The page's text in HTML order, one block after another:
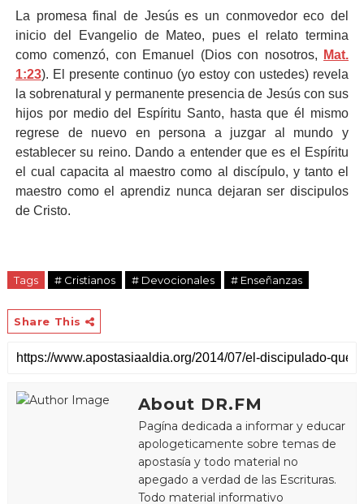
La promesa final de Jesús es un conmovedor eco del
inicio del Evangelio de Mateo, pues el relato termina
como comenzó, con Emanuel (Dios con nosotros,
Mat.
1:23). El presente continuo (yo estoy con ustedes) revela
la sobrenatural y permanente presencia de Jesús con sus
hijos por medio del Espíritu Santo, hasta que él mismo
regrese de nuevo en persona a juzgar al mundo y
establecer su reino. Dando a entender que es el Espíritu
el cual capacita al maestro como al discípulo, y tanto el
maestro como el aprendiz nunca dejaran ser discipulos
de Cristo.
Tags # Cristianos # Devocionales # Enseñanzas
Share This
About DR.FM
Pagína dedicada a informar y educar
apologeticamente sobre temas de
apostasía y todo material no
apegado a verdad de las Escrituras.
Todo material informativo